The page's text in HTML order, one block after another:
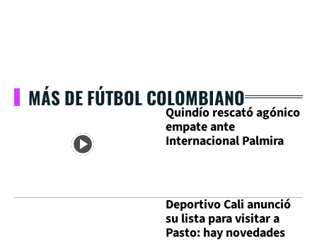
MÁS DE FÚTBOL COLOMBIANO
Quindío rescató agónico
empate ante
Internacional Palmira
Deportivo Cali anunció
su lista para visitar a
Pasto: hay novedades